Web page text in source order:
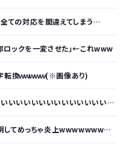
ての対応を間違えてしまう…
ロックを一変させた」←これwww
転換ｗｗｗｗｗ(※画像あり)
いいいいいいいいいいい！！！！」
wwwwwwwwwwwwwwwwwwwwwwwwwww